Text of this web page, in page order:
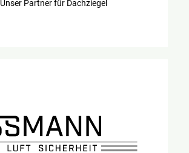
Unser Partner für Dachziegel